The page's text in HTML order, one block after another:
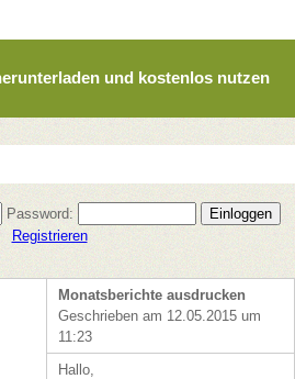
und kostenlos nutzen
Password:
Registrieren
Monatsberichte ausdrucken
Geschrieben am 12.05.2015 um
11:23
Hallo,